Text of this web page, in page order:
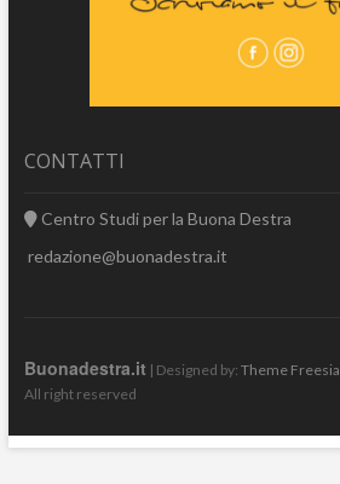
CONTATTI
Centro Studi per la Buona Destra
redazione@buonadestra.it
Buonadestra.it | Designed by: Theme Freesia
All right reserved